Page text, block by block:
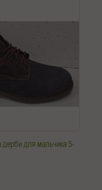
дерби для мальчика 5-